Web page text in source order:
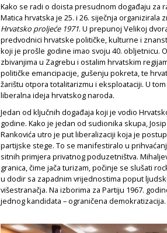
Kako se radi o doista presudnom događaju za
Matica hrvatska je 25. i 26. siječnja
Hrvatsko proljeće 1971. U prepunoj Velikoj
predvodnici hrvatske političke, kulturne i
koji je prošle godine imao svoju 40. obljetnicu.
zbivanjima u Zagrebu i ostalim hrvatskim
političke emancipacije, gušenju pokreta, te
žarištu otpora totalitarizmu i eksploataciji. U
liberalna ideja hrvatskog naroda.
Jedan od ključnih događaja koji je vodio
godine. Kako je jedan od sudionika skupa,
Rankovića utro je put liberalizaciji koja je
partijske stege. To se manifestiralo u
sitnih primjera privatnog poduzetništva.
granica, čime jača turizam, počinje se slušati
u dodir sa zapadnim vrijednostima poput
višestranačja. Na izborima za Partiju 1967.
jednog kandidata – ograničena demokratizacija.